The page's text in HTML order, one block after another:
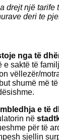
drejt një tarife
deri te
nga të
e saktë të
vëllezër/
shumë më
e të
në
për të
sjellin